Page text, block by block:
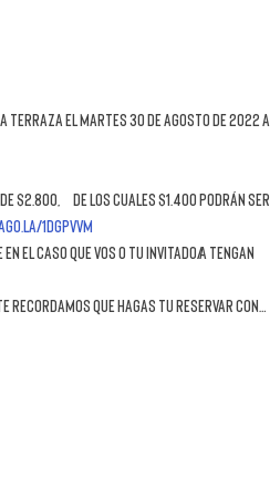
terraza el martes 30 de agosto de 2022 a
$2.800,  de los cuales $1.400 podrán ser
1dgpVVM
el caso que vos o tu invitado/a tengan
recordamos que hagas tu reservar con…